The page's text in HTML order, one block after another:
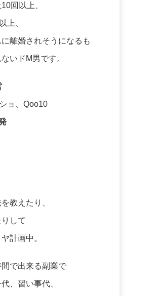
回以上、
上、
離婚されそうになるも
いドM男です。
ョ、Qoo10
教えたり、
して
計画中。
で出来る副業で
、習い事代、